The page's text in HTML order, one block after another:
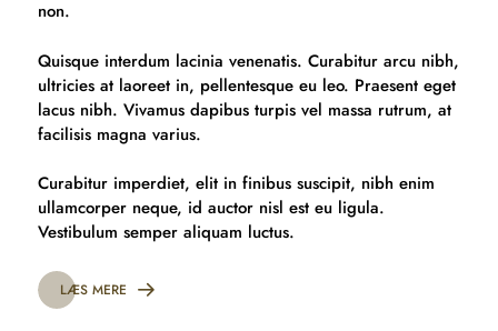
non.
Quisque interdum lacinia venenatis. Curabitur arcu nibh,
ultricies at laoreet in, pellentesque eu leo. Praesent eget
lacus nibh. Vivamus dapibus turpis vel massa rutrum, at
facilisis magna varius.
Curabitur imperdiet, elit in finibus suscipit, nibh enim
ullamcorper neque, id auctor nisl est eu ligula.
Vestibulum semper aliquam luctus.
LÆS MERE